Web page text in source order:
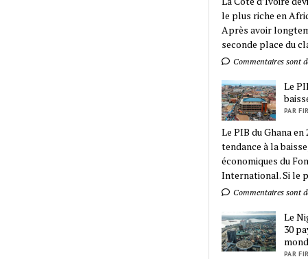
le plus riche en
Après avoir
seconde place du
Commentaires sont
Le
PAR
Le PIB du Ghana en
tendance à la
économiques du
International. Si le
Commentaires sont
Le
30
PAR